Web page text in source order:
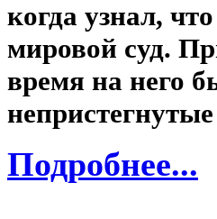
когда узнал,
мировой суд.
время на него
Подробнее...